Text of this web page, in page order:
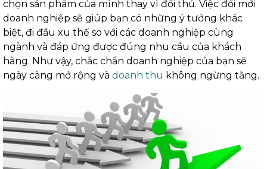
chọn sản phẩm của mình thay vì đối thủ. Việc đổi mới
doanh nghiệp sẽ giúp bạn có những ý tưởng khác
biệt, đi đầu xu thế so với các doanh nghiệp cùng
ngành và đáp ứng được đúng nhu cầu của khách
hàng. Như vậy, chắc chắn doanh nghiệp của bạn sẽ
ngày càng mở rộng và doanh thu không ngừng tăng.